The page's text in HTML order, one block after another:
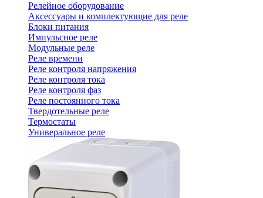
Релейное оборудование
Аксессуары и комплектующие для реле
Блоки питания
Импульсное реле
Модульные реле
Реле времени
Реле контроля напряжения
Реле контроля тока
Реле контроля фаз
Реле постоянного тока
Твердотельные реле
Термостаты
Универальное реле